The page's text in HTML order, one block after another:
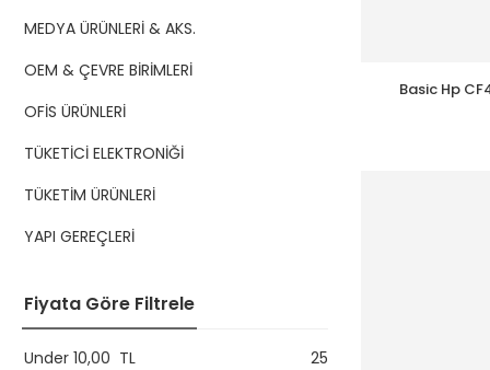
MEDYA ÜRÜNLERİ & AKS.
OEM & ÇEVRE BİRİMLERİ
OFİS ÜRÜNLERİ
TÜKETİCİ ELEKTRONİĞİ
TÜKETİM ÜRÜNLERİ
YAPI GEREÇLERİ
Fiyata Göre Filtrele
Under 10,00 TL
25
Basic Hp